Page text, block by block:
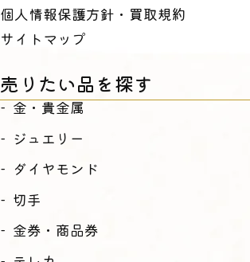
個人情報保護方針・買取規約
サイトマップ
売りたい品を探す
金・貴金属
ジュエリー
ダイヤモンド
切手
金券・商品券